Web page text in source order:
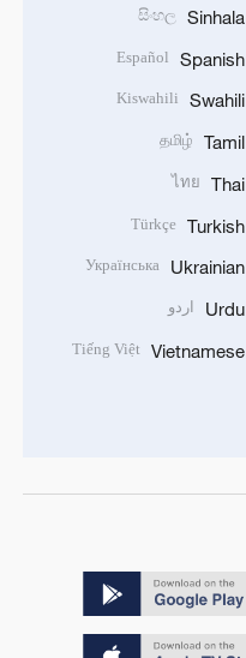
Sinhala
සිංහල
Spanish
Español
Swahili
Kiswahili
Tamil
தமிழ்
Thai
ไทย
Turkish
Türkçe
Ukrainian
Українська
Urdu اردو
Vietnamese
Tiếng Việt